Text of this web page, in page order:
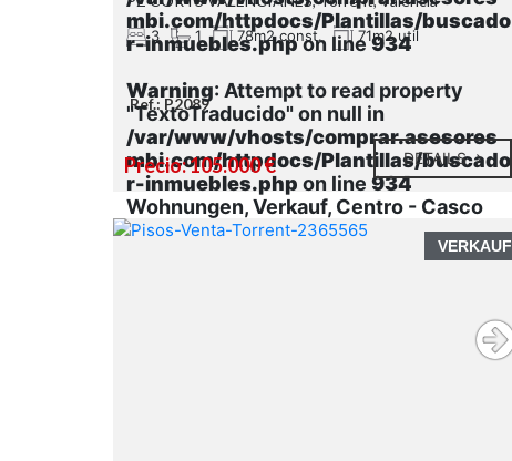
mbi.com/httpdocs/Plantillas/buscado
r-inmuebles.phpon line934
Warning: Attempt to read property
"TextoTraducido" on null in
/var/www/vhosts/comprar.asesores
mbi.com/httpdocs/Plantillas/buscado
r-inmuebles.php on line 934
Wohnungen, Verkauf, Centro - Casco
antiguo
3 1 78m2 const. 71m2 util
Ref.: P2089
Precio: 105.000 € DETAILS
VERKAUF